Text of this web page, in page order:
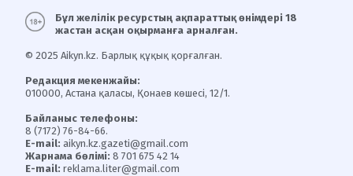
Бұл желілік ресурстың ақпараттық өнімдері 18
жастан асқан оқырманға арналған.
© 2025 Aikyn.kz. Барлық құқық қорғалған.
Редакция мекенжайы:
010000, Астана қаласы, Қонаев көшесі, 12/1.
Байланыс телефоны:
8 (7172) 76-84-66.
E-mail: aikyn.kz.gazeti@gmail.com
Жарнама бөлімі: 8 701 675 42 14
E-mail: reklama.liter@gmail.com